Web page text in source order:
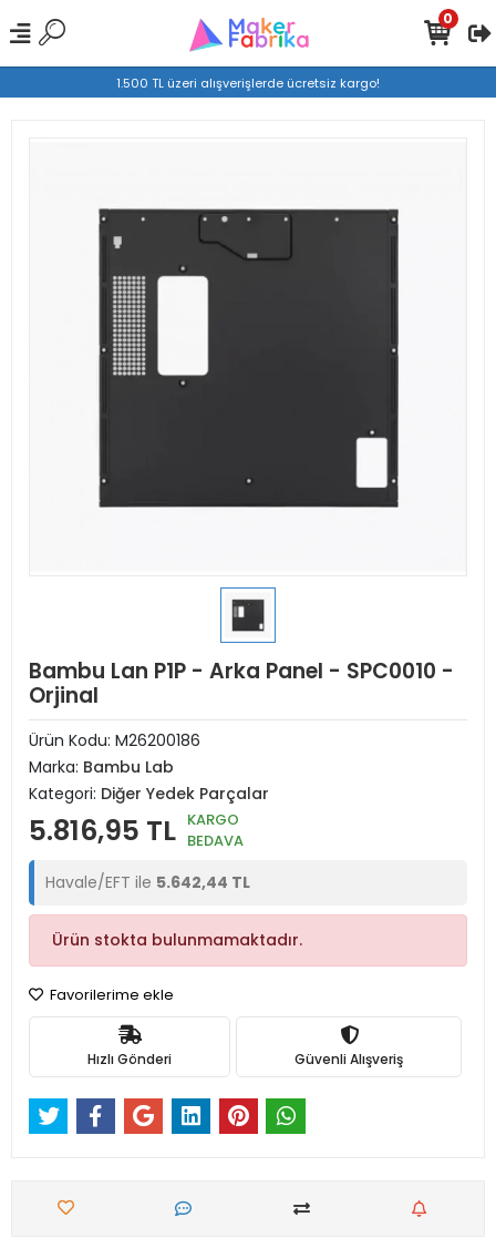
1.500 TL üzeri alışverişlerde ücretsiz kargo!
0
Bambu Lan P1P - Arka Panel - SPC0010 -
Orjinal
Ürün Kodu: M26200186
Marka: Bambu Lab
Kategori: Diğer Yedek Parçalar
5.816,95 TL KARGO
BEDAVA
Havale/EFT ile 5.642,44 TL
Ürün stokta bulunmamaktadır.
Favorilerime ekle
Hızlı Gönderi Güvenli Alışveriş